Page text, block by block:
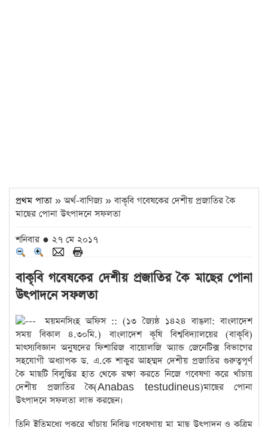
প্রথম পাতা » অর্থ-বাণিজ্য » বাকৃবি গবেষকের দেশীয় প্রজাতির কৈ
মাছের পোনা উৎপাদনে সফলতা
শনিবার ● ২৭ মে ২০১৭
বাকৃবি গবেষকের দেশীয় প্রজাতির কৈ মাছের পোনা
উৎপাদনে সফলতা
ময়মনসিংহ অফিস :: (১৩ জ্যৈষ্ঠ ১৪২৪ বাঙলা: বাংলাদেশ
সময় বিকাল ৪.৩০মি.) বাংলাদেশ কৃষি বিশ্ববিদ্যালয়ের (বাকৃবি)
মাৎস্যবিজ্ঞান অনুষদের ফিশারিজ বায়োলজি অ্যান্ড জেনেটিক্স বিভাগের
সহযোগী অধ্যাপক ড. এ.কে শাকুর আহম্মদ দেশীয় প্রজাতির গুরুত্বপূর্ণ
কৈ মাছটি বিলুপ্তির হাত থেকে রক্ষা করতে নিজে গবেষণা করে খাঁচায়
দেশীয় প্রজাতির কৈ(Anabas testudineus)মাছের পোনা
উৎপাদনে সফলতা লাভ করছেন।
তিনি ইতিমধ্যে পুকুরে খাঁচায় নিবিড় গবেষণায় মা মাছ উৎপাদন ও কৃত্রিম